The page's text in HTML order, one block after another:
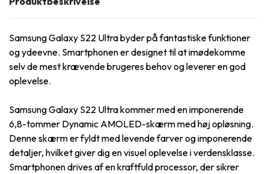
Samsung Galaxy S22 Ultra byder på fantastiske funktioner
og ydeevne. Smartphonen er designet til at imødekomme
selv de mest krævende brugeres behov og leverer en god
oplevelse.
Samsung Galaxy S22 Ultra kommer med en imponerende
6,8-tommer Dynamic AMOLED-skærm med høj opløsning.
Denne skærm er fyldt med levende farver og imponerende
detaljer, hvilket giver dig en visuel oplevelse i verdensklasse.
Smartphonen drives af en kraftfuld processor, der sikrer